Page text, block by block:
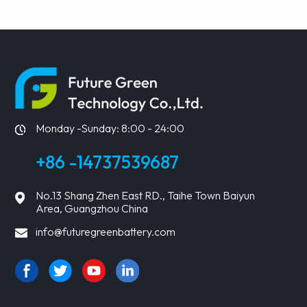
ERFAHREN
SIE MEHR
Monday -Sunday: 8:00 - 24:00
+86 -14737539687
No.13 Shang Zhen East RD., Taihe Town Baiyun
Area, Guangzhou China
info@futuregreenbattery.com